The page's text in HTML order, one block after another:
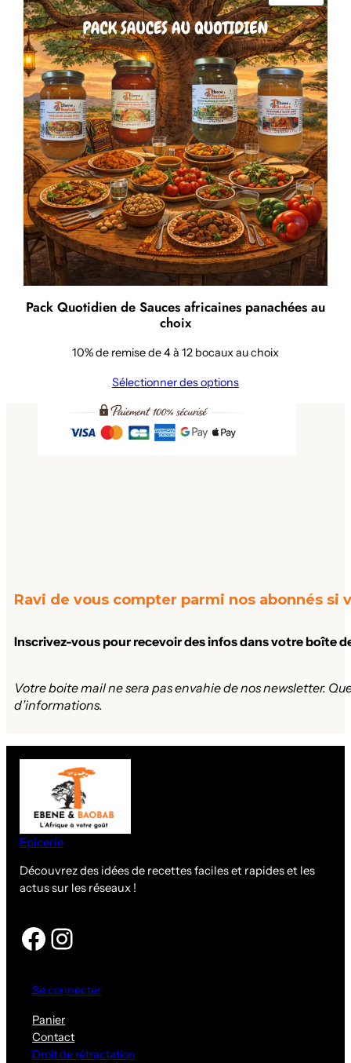
EN
Pack Quotidien de Sauces africaines panachées au
choix
10% de remise de 4 à 12 bocaux au choix
Sélectionner des options
Ravi de vous compter parmi nos abonnés si
Inscrivez-vous pour recevoir des infos dans votre boîte
Votre boite mail ne sera pas envahie de nos newsletter.
d’informations.
Epicerie
Découvrez des idées de recettes faciles et rapides et les
actus sur les réseaux !
Facebook
Instagram
Se connecter
Panier
Contact
Droit de rétractation